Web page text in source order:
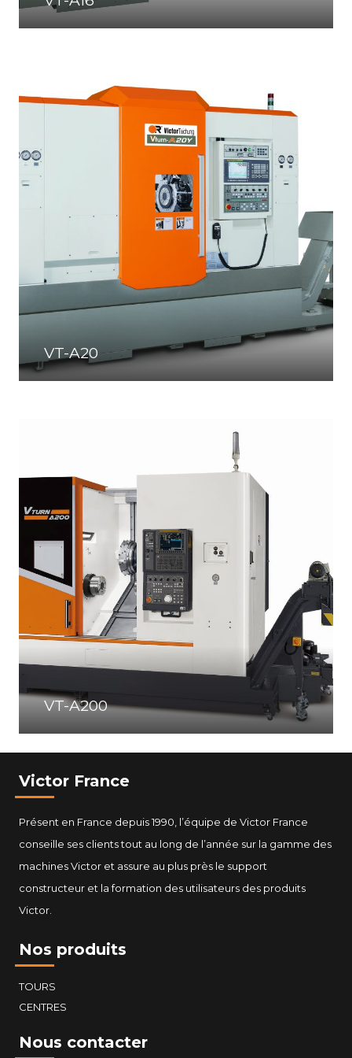
VT-A20
VT-A200
Victor France
Présent en France depuis 1990, l’équipe de Victor France
conseille ses clients tout au long de l’année sur la gamme des
machines Victor et assure au plus près le support
constructeur et la formation des utilisateurs des produits
Victor.
Nos produits
TOURS
CENTRES
Nous contacter